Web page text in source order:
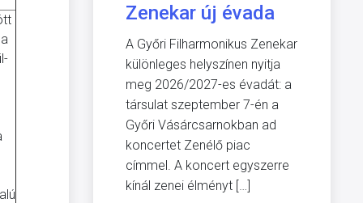
Zenekar új évada
A Győri Filharmonikus Zenekar
különleges helyszínen nyitja
meg 2026/2027-es évadát: a
társulat szeptember 7-én a
Győri Vásárcsarnokban ad
koncertet Zenélő piac
címmel. A koncert egyszerre
kínál zenei élményt […]